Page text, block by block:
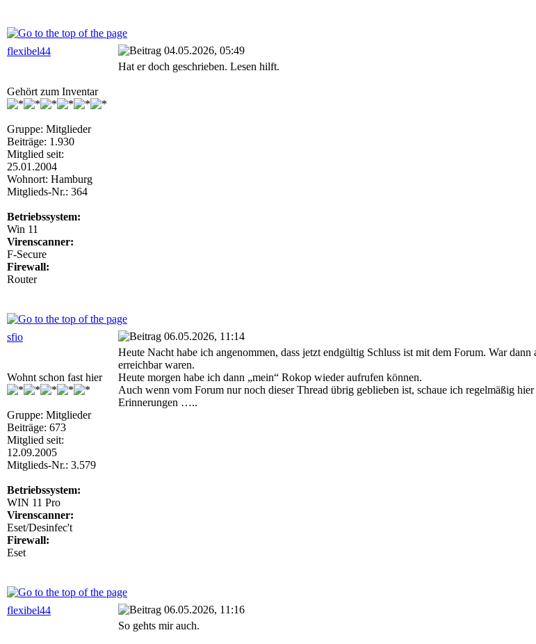
flexibel44 04.05.2026, 05:49
Gehört zum Inventar
Gruppe: Mitglieder
Beiträge: 1.930
Mitglied seit:
25.01.2004
Wohnort: Hamburg
Mitglieds-Nr.: 364
Betriebssystem:
Win 11
Virenscanner:
F-Secure
Firewall:
Router
Hat er doch geschrieben. Lesen hilft.
sfio 06.05.2026, 11:14
Wohnt schon fast hier
Gruppe: Mitglieder
Beiträge: 673
Mitglied seit:
12.09.2005
Mitglieds-Nr.: 3.579
Betriebssystem:
WIN 11 Pro
Virenscanner:
Eset/Desinfec't
Firewall:
Eset
Heute Nacht habe ich angenommen, dass jetzt endgültig Schluss ist mit dem Forum. War
erreichbar waren.
Heute morgen habe ich dann „mein“ Rokop wieder aufrufen können.
Auch wenn vom Forum nur noch dieser Thread übrig geblieben ist, schaue ich regelmäßig
Erinnerungen …..
flexibel44 06.05.2026, 11:16
So gehts mir auch.